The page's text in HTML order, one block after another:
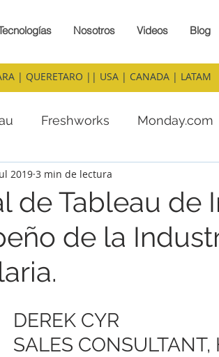
Nosotros Videos Blog
| QUERETARO || USA | CANADA | LATAM
Freshworks Monday.com
de Tableau de
de la
2019 3 min de lectura
DEREK CYR
SALES CONSULTANT,